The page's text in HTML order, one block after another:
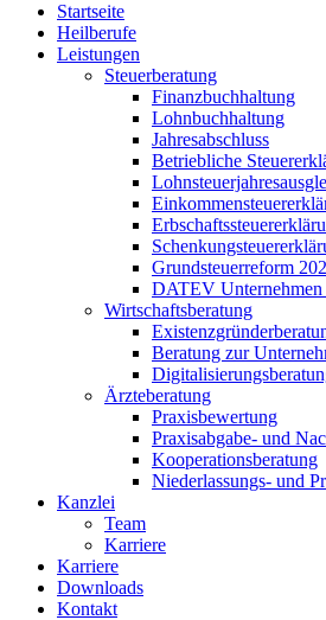
Startseite
Heilberufe
Leistungen
Steuerberatung
Finanzbuchhaltung
Lohnbuchhaltung
Jahresabschluss
Betriebliche
Grundsteuerreform
DATEV Unternehmen
Wirtschaftsberatung
Beratung zur
Ärzteberatung
Praxisbewertung
Praxisabgabe- und
Kooperationsberatung
Niederlassungs- und
Kanzlei
Team
Karriere
Karriere
Downloads
Kontakt